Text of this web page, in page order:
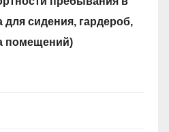
для сидения, гардероб,
помещений)